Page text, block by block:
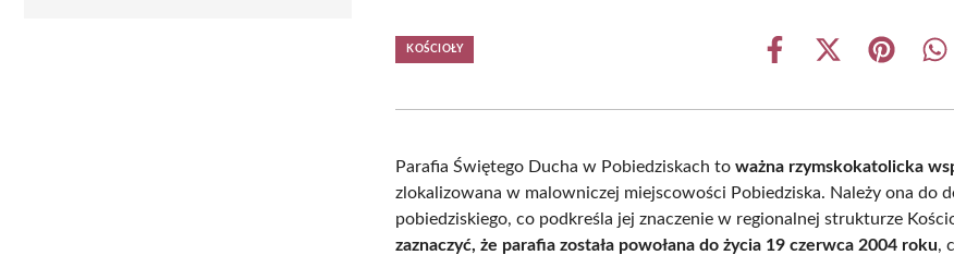
KOŚCIOŁY
Share
Share
(Twitter)
Share
Parafia Świętego Ducha w Pobiedziskach toważna rzymskokatolicka
zlokalizowana w malowniczej miejscowości Pobiedziska. Należy ona do
pobiedziskiego, co podkreśla jej znaczenie w regionalnej strukturze
zaznaczyć, że parafia została powołana do życia 19 czerwca 2004 roku,